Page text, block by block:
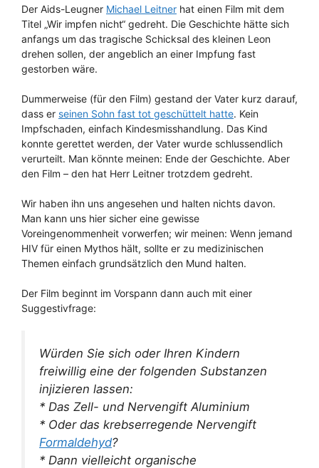
Der Aids-Leugner Michael Leitner hat einen Film mit dem
Titel „Wir impfen nicht“ gedreht. Die Geschichte hätte sich
anfangs um das tragische Schicksal des kleinen Leon
drehen sollen, der angeblich an einer Impfung fast
gestorben wäre.
Dummerweise (für den Film) gestand der Vater kurz darauf,
dass er seinen Sohn fast tot geschüttelt hatte. Kein
Impfschaden, einfach Kindesmisshandlung. Das Kind
konnte gerettet werden, der Vater wurde schlussendlich
verurteilt. Man könnte meinen: Ende der Geschichte. Aber
den Film – den hat Herr Leitner trotzdem gedreht.
Wir haben ihn uns angesehen und halten nichts davon.
Man kann uns hier sicher eine gewisse
Voreingenommenheit vorwerfen; wir meinen: Wenn jemand
HIV für einen Mythos hält, sollte er zu medizinischen
Themen einfach grundsätzlich den Mund halten.
Der Film beginnt im Vorspann dann auch mit einer
Suggestivfrage:
Würden Sie sich oder Ihren Kindern
freiwillig eine der folgenden Substanzen
injizieren lassen:
* Das Zell- und Nervengift Aluminium
* Oder das krebserregende Nervengift
Formaldehyd?
* Dann vielleicht organische